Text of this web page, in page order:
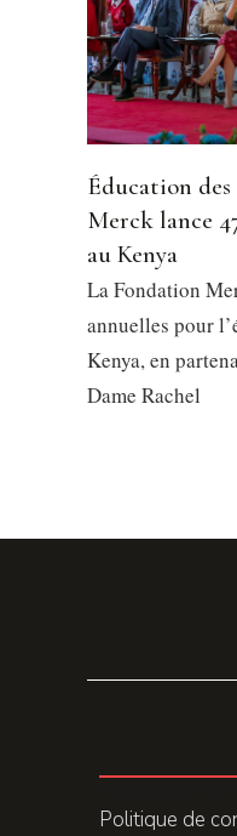
Éducation
Merck lance
au Kenya
La Fondation
annuelles pour
Kenya, en
Dame Rachel
Politique de